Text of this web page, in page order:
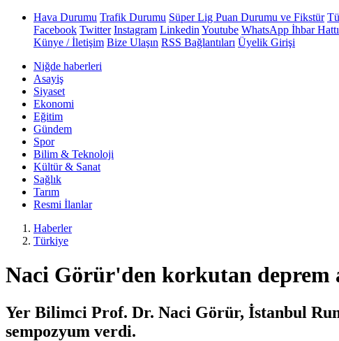
Hava Durumu Trafik Durumu Süper Lig Puan Durumu ve Fikstür
Facebook Twitter Instagram Linkedin Youtube WhatsApp İhbar Hattı
Künye / İletişim Bize Ulaşın RSS Bağlantıları Üyelik Girişi
Niğde haberleri
Asayiş
Siyaset
Ekonomi
Eğitim
Gündem
Spor
Bilim & Teknoloji
Kültür & Sanat
Sağlık
Tarım
Resmi İlanlar
Haberler
Türkiye
Naci Görür'den korkutan deprem
Yer Bilimci Prof. Dr. Naci Görür, İstanbul
sempozyum verdi.